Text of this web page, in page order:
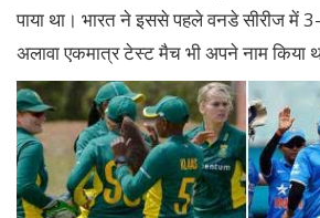
पाया था। भारत ने इससे पहले वनडे सीरीज में
अलावा एकमात्र टेस्ट मैच भी अपने नाम किया